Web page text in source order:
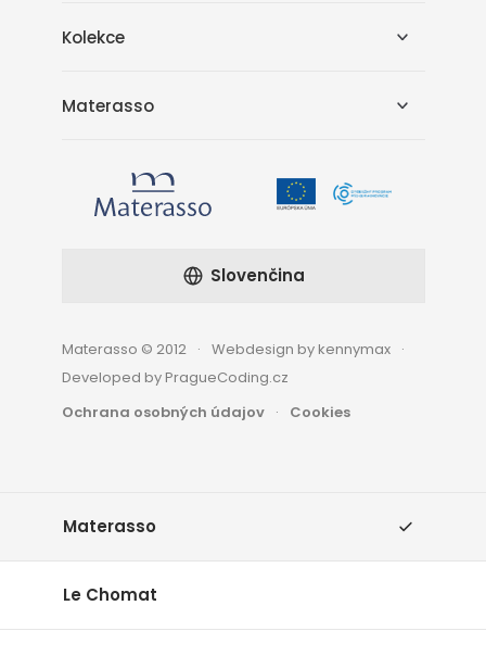
Kolekce
Materasso
Materasso © 2012
Webdesign by kennymax
Developed by PragueCoding.cz
Ochrana osobných údajov
Cookies
Slovenčina
Materasso
Le Chomat